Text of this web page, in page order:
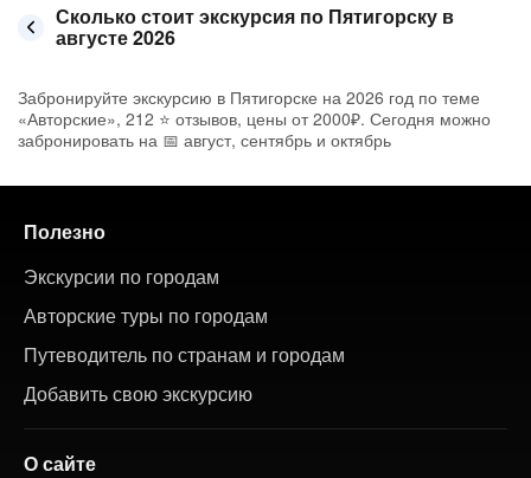
Сколько стоит экскурсия по Пятигорску в
августе 2026
Забронируйте экскурсию в Пятигорске на 2026 год по теме
«Авторские», 212 ⭐ отзывов, цены от 2000₽. Сегодня можно
забронировать на 📅 август, сентябрь и октябрь
Полезно
Экскурсии по городам
Авторские туры по городам
Путеводитель по странам и городам
Добавить свою экскурсию
О сайте